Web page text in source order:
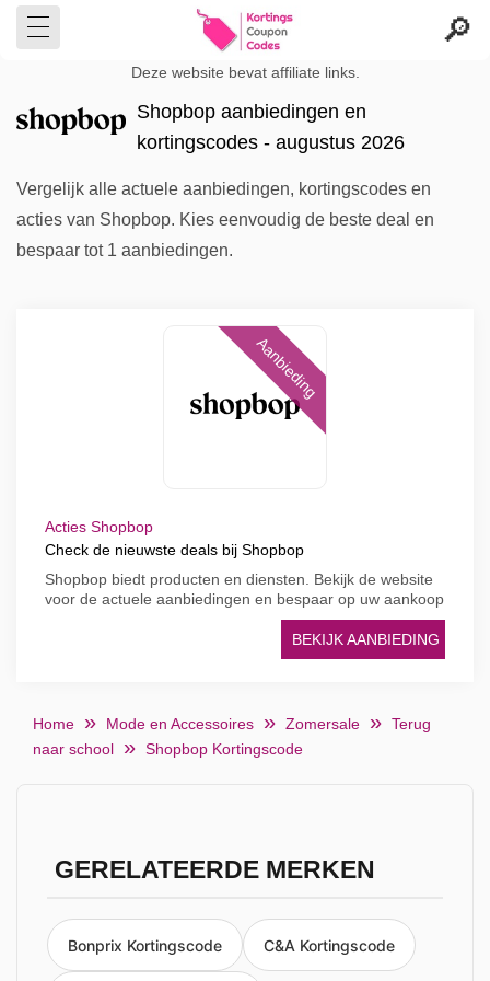
Deze website bevat affiliate links.
Shopbop aanbiedingen en
kortingscodes - augustus 2026
Vergelijk alle actuele aanbiedingen, kortingscodes en
acties van Shopbop. Kies eenvoudig de beste deal en
bespaar tot 1 aanbiedingen.
Aanbieding
Acties Shopbop
Check de nieuwste deals bij Shopbop
Shopbop biedt producten en diensten. Bekijk de website
voor de actuele aanbiedingen en bespaar op uw aankoop
BEKIJK AANBIEDING
Home Mode en Accessoires Zomersale
Terug
naar school
Shopbop Kortingscode
GERELATEERDE MERKEN
Bonprix Kortingscode C&A Kortingscode